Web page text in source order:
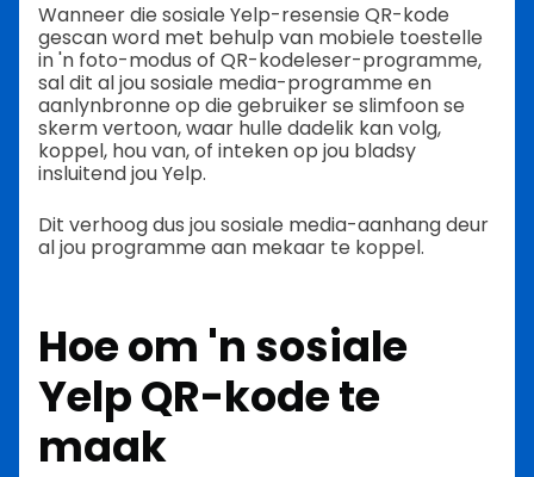
Wanneer die sosiale Yelp-resensie QR-kode
gescan word met behulp van mobiele toestelle
in 'n foto-modus of QR-kodeleser-programme,
sal dit al jou sosiale media-programme en
aanlynbronne op die gebruiker se slimfoon se
skerm vertoon, waar hulle dadelik kan volg,
koppel, hou van, of inteken op jou bladsy
insluitend jou Yelp.
Dit verhoog dus jou sosiale media-aanhang deur
al jou programme aan mekaar te koppel.
Hoe om 'n sosiale
Yelp QR-kode te
maak